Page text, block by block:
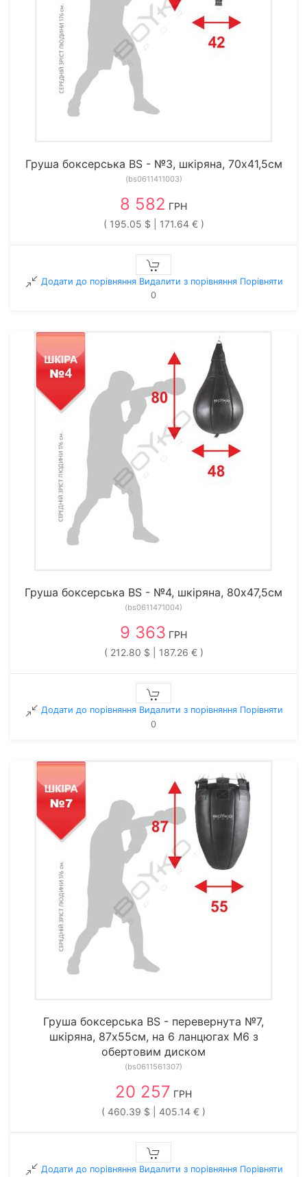
Груша боксерська BS - №3, шкіряна, 70х41,5см
(bs0611411003)
8 582 ГРН
( 195.05 $ | 171.64 € )
Додати до порівняння Видалити з порiвняння Порівняти
0
Груша боксерська BS - №4, шкіряна, 80х47,5см
(bs0611471004)
9 363 ГРН
( 212.80 $ | 187.26 € )
Додати до порівняння Видалити з порiвняння Порівняти
0
Груша боксерська BS - перевернута №7,
шкіряна, 87х55см, на 6 ланцюгах М6 з
обертовим диском
(bs0611561307)
20 257 ГРН
( 460.39 $ | 405.14 € )
Додати до порівняння Видалити з порiвняння Порівняти